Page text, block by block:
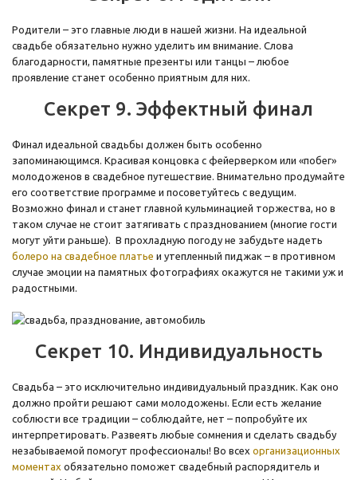
Родители – это главные люди в нашей жизни. На идеальной
свадьбе обязательно нужно уделить им внимание. Слова
благодарности, памятные презенты или танцы – любое
проявление станет особенно приятным для них.
Секрет 9. Эффектный финал
Финал идеальной свадьбы должен быть особенно
запоминающимся. Красивая концовка с фейерверком или «побег»
молодоженов в свадебное путешествие. Внимательно продумайте
его соответствие программе и посоветуйтесь с ведущим.
Возможно финал и станет главной кульминацией торжества, но в
таком случае не стоит затягивать с празднованием (многие гости
могут уйти раньше). В прохладную погоду не забудьте надеть
болеро на свадебное платье и утепленный пиджак – в противном
случае эмоции на памятных фотографиях окажутся не такими уж и
радостными.
Секрет 10. Индивидуальность
Свадьба – это исключительно индивидуальный праздник. Как оно
должно пройти решают сами молодожены. Если есть желание
соблюсти все традиции – соблюдайте, нет – попробуйте их
интерпретировать. Развеять любые сомнения и сделать свадьбу
незабываемой помогут профессионалы! Во всех организационных
моментах обязательно поможет свадебный распорядитель и